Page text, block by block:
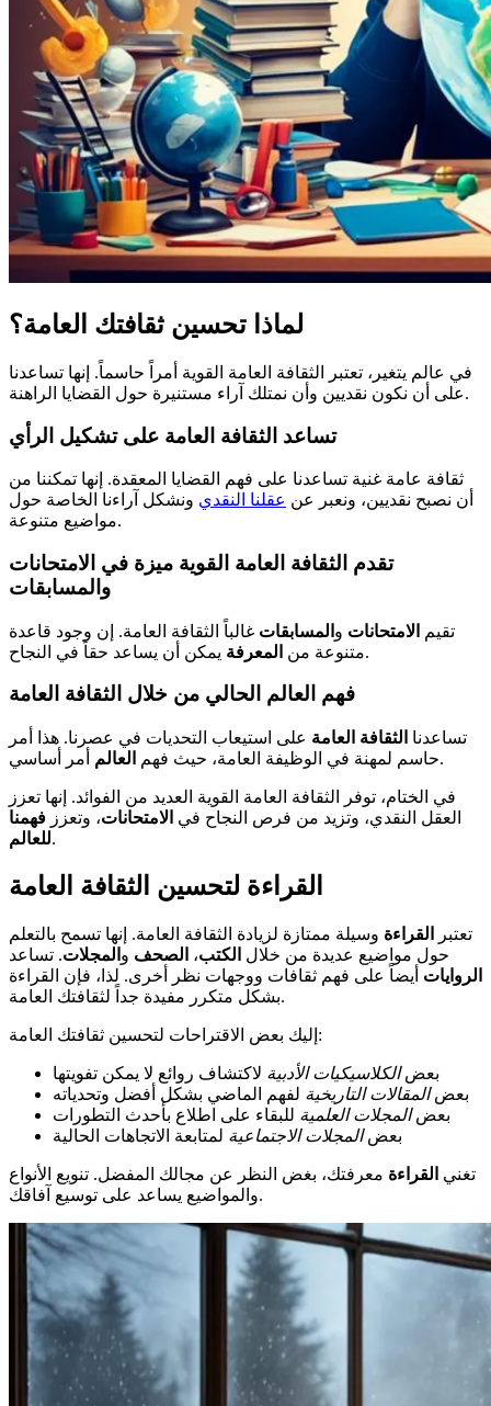
لماذا تحسين ثقافتك العامة؟
في عالم يتغير، تعتبر الثقافة العامة القوية أمراً حاسماً. إنها تساعدنا
على أن نكون نقديين وأن نمتلك آراء مستنيرة حول القضايا الراهنة.
تساعد الثقافة العامة على تشكيل الرأي
ثقافة عامة غنية تساعدنا على فهم القضايا المعقدة. إنها تمكننا من
أن نصبح نقديين، ونعبر عن عقلنا النقدي ونشكل آراءنا الخاصة حول
مواضيع متنوعة.
تقدم الثقافة العامة القوية ميزة في الامتحانات
والمسابقات
تقيم الامتحانات و المسابقات غالباً الثقافة العامة. إن وجود قاعدة
متنوعة من المعرفة يمكن أن يساعد حقاً في النجاح.
فهم العالم الحالي من خلال الثقافة العامة
تساعدنا الثقافة العامة على استيعاب التحديات في عصرنا. هذا أمر
حاسم لمهنة في الوظيفة العامة، حيث فهم
العالم أمر أساسي.
في الختام، توفر الثقافة العامة القوية العديد من الفوائد. إنها تعزز
العقل النقدي، وتزيد من فرص النجاح في الامتحانات، وتعزز فهمنا
للعالم.
القراءة لتحسين الثقافة العامة
تعتبر القراءة وسيلة ممتازة لزيادة الثقافة العامة. إنها تسمح بالتعلم
حول مواضيع عديدة من خلال الكتب، الصحف و المجلات. تساعد
الروايات أيضاً على فهم ثقافات ووجهات نظر أخرى. لذا، فإن القراءة
بشكل متكرر مفيدة جداً لثقافتك العامة.
إليك بعض الاقتراحات لتحسين ثقافتك العامة:
بعضالكلاسيكيات الأدبية لاكتشاف روائع لا يمكن تفويتها
بعضالمقالات التاريخية لفهم الماضي بشكل أفضل وتحدياته
بعضالمجلات العلمية للبقاء على اطلاع بأحدث التطورات
بعضالمجلات الاجتماعية لمتابعة الاتجاهات الحالية
تغني القراءة معرفتك، بغض النظر عن مجالك المفضل. تنويع الأنواع
والمواضيع يساعد على توسيع آفاقك.